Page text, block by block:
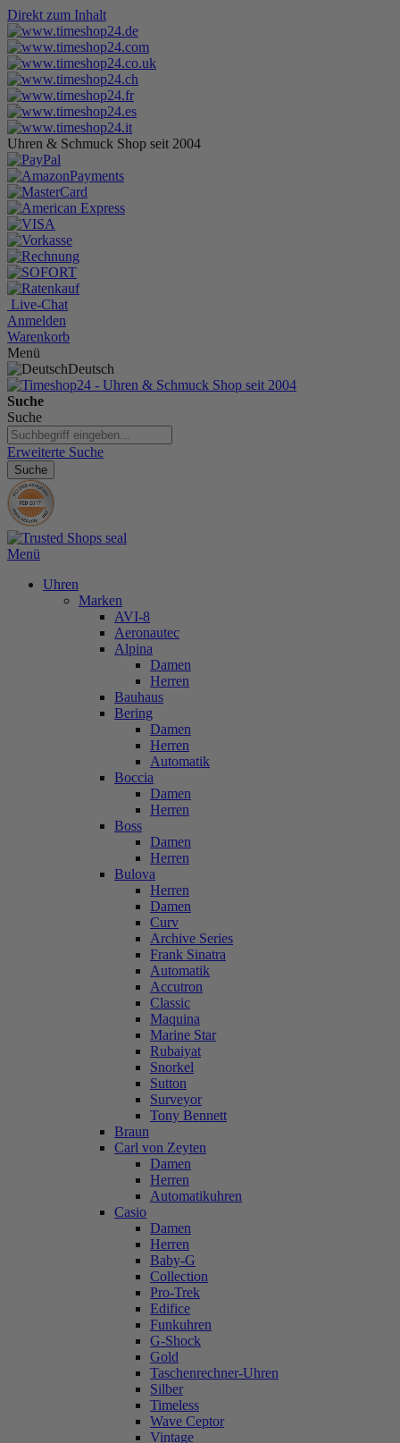
Direkt zum Inhalt
Uhren & Schmuck Shop seit 2004
Live-Chat
Anmelden
Warenkorb
Menü
Deutsch
Suche
Suche
Erweiterte Suche
Suche
Menü
Uhren
Marken
AVI-8
Aeronautec
Alpina
Damen
Herren
Bauhaus
Bering
Damen
Herren
Automatik
Boccia
Damen
Herren
Boss
Damen
Herren
Bulova
Herren
Damen
Curv
Archive Series
Frank Sinatra
Automatik
Accutron
Classic
Maquina
Marine Star
Rubaiyat
Snorkel
Sutton
Surveyor
Tony Bennett
Braun
Carl von Zeyten
Damen
Herren
Automatikuhren
Casio
Damen
Herren
Baby-G
Collection
Pro-Trek
Edifice
Funkuhren
G-Shock
Gold
Taschenrechner-Uhren
Silber
Timeless
Wave Ceptor
Vintage